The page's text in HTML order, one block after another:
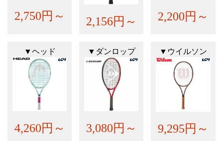
2,750円～ 2,156円～ 2,200円～
▼ヘッド
4,260円～
▼ダンロップ
3,080円～
▼ウイルソン
9,295円～